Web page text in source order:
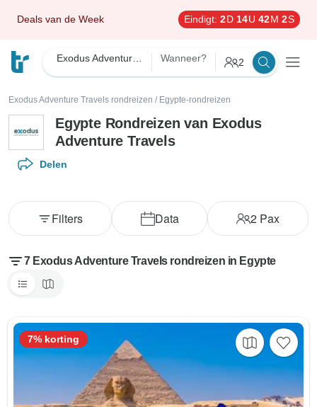
Deals van de Week Eindigt: 2D 14U 42M 1S
Wanneer? 2
Exodus Adventure Travels rondreizen / Egypte-rondreizen
Egypte Rondreizen van Exodus
Adventure Travels
Delen
Data 2 Pax
Filters
7 Exodus Adventure Travels rondreizen in Egypte
7% korting